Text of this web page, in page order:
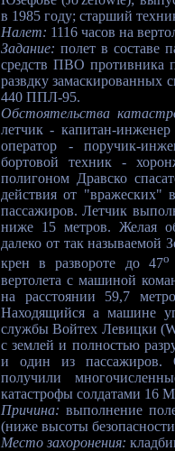
в 1985 году; старший
Налет: 1116 часов на
Задание: полет в составе
средств ПВО противника
развдку замаскированных
440 ППЛ-95.
Обстоятельства
летчик - капитан-
оператор - поручик-
бортовой техник -
полигоном Дравско
действия от "вражеских"
пассажиров. Летчик
ниже 15 метров. Желая
далеко от так называемой
крен в развороте до 47o
вертолета с машиной
на расстоянии 59,7
Находящийся а машине
службы Войтех Левицки
с землей и полностью
и один из пассажиров.
получили
катастрофы солдатами 16
Причина: выполнение
(ниже высоты
Место захоронения: